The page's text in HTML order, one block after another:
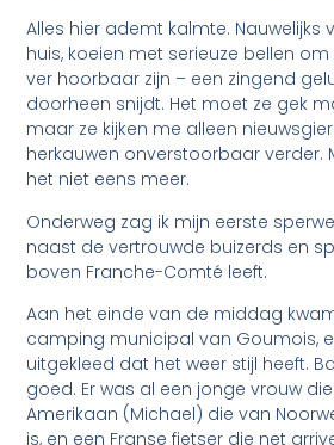
Alles hier ademt kalmte. Nauwelijks
huis, koeien met serieuze bellen
ver hoorbaar zijn – een zingend
doorheen snijdt. Het moet ze gek
maar ze kijken me alleen
herkauwen onverstoorbaar verder.
het niet eens meer.
Onderweg zag ik mijn eerste
naast de vertrouwde buizerds en
boven Franche-Comté leeft.
Aan het einde van de middag
camping municipal van Goumois,
uitgekleed dat het weer stijl heeft.
goed. Er was al een jonge vrouw
Amerikaan (Michael) die van
is, en een Franse fietser die net